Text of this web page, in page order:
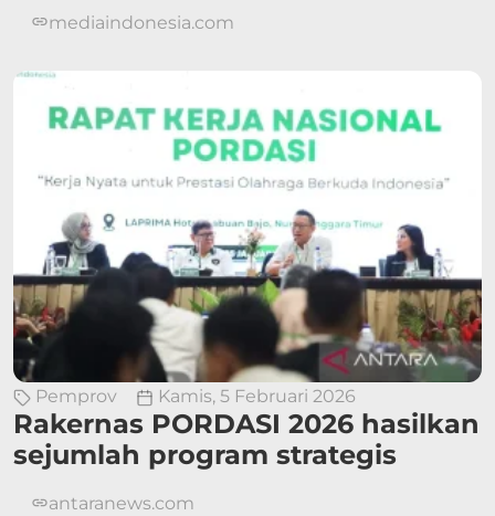
mediaindonesia.com
Pemprov Kamis, 5 Februari 2026
Rakernas PORDASI 2026 hasilkan
sejumlah program strategis
antaranews.com